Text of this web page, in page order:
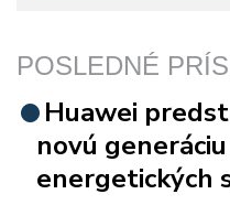
POSLEDNÉ
Huawei
novú
energetických